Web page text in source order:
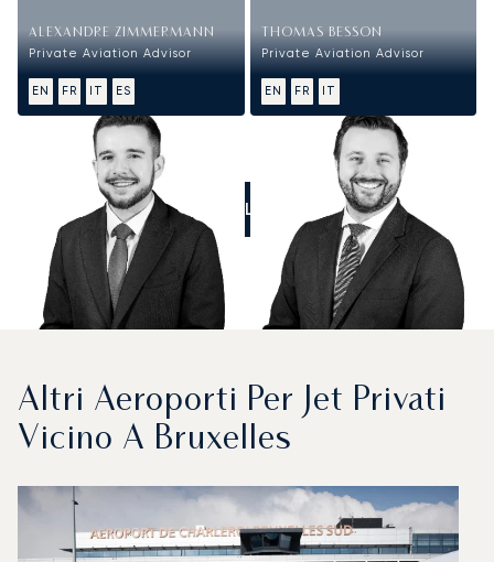
ALEXANDRE ZIMMERMANN
Private Aviation Advisor
EN FR IT ES
THOMAS BESSON
Private Aviation Advisor
EN FR IT
CALL US
Altri Aeroporti Per Jet Privati
Vicino A Bruxelles